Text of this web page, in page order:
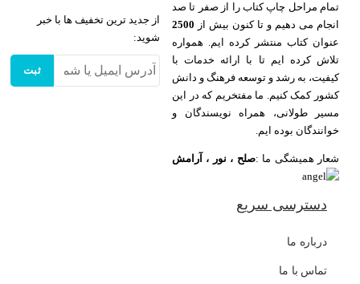
تمام مراحل چاپ کتاب را از صفر تا صد
انجام می دهیم و تا کنون بیش از2500
عنوان کتاب منتشر کرده ایم. همواره
تلاش کرده ایم تا با ارائه خدمات با
کیفیت، به رشد و توسعه فرهنگ و دانش
کشور کمک کنیم. ما مفتخریم که در این
مسیر طولانی، همراه نویسندگان و
خوانندگان بوده ایم.
شعار همیشگی ما : صلح ، نور ، آرامش
دسترسی سریع
درباره ما
تماس با ما
از جدید ترین تخفیف ها با خبر
شوید:
ثبت